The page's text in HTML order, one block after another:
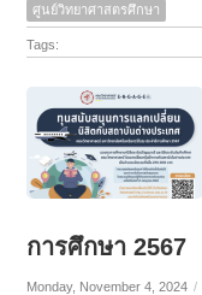
ศูนย์วิทยาศาสตรศึกษา
Tags:
การศึกษา 2567
Monday, November 4, 2024 /